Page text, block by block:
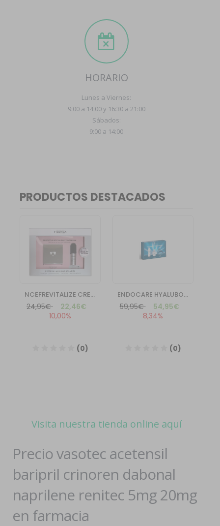
HORARIO
Lunes a Viernes:
9:00 a 14:00 y 16:30 a 21:00
Sábados:
9:00 a 14:00
Visita nuestra tienda online aquí
Precio vasotec acetensil
baripril crinoren dabonal
naprilene renitec 5mg 20mg
en farmacia